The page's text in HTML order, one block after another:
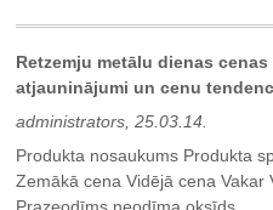
Retzemju metālu dienas
atjauninājumi un cenu
administrators, 25.03.14.
Produkta nosaukums Produkta
Zemākā cena Vidējā cena Vakar